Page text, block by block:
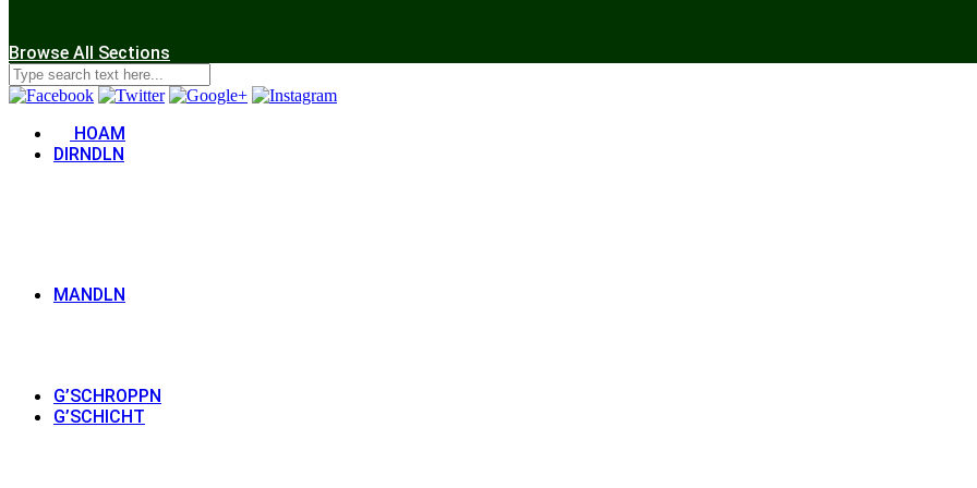
Browse All Sections
HOAM
DIRNDLN
MANDLN
G’SCHROPPN
G’SCHICHT